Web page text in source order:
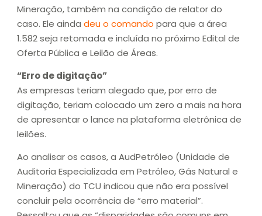
Mineração, também na condição de relator do
caso. Ele ainda deu o comando para que a área
1.582 seja retomada e incluída no próximo Edital de
Oferta Pública e Leilão de Áreas.
“Erro de digitação”
As empresas teriam alegado que, por erro de
digitação, teriam colocado um zero a mais na hora
de apresentar o lance na plataforma eletrônica de
leilões.
Ao analisar os casos, a AudPetróleo (Unidade de
Auditoria Especializada em Petróleo, Gás Natural e
Mineração) do TCU indicou que não era possível
concluir pela ocorrência de “erro material”.